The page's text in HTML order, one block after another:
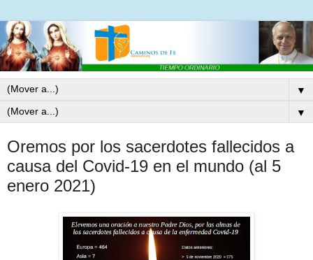
▼
▼
Oremos por los sacerdotes fallecidos a
causa del Covid-19 en el mundo (al 5
enero 2021)